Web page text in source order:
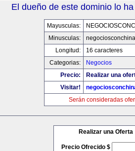
El dueño de este dominio lo
Mayusculas:
Minusculas:
Longitud:
16 caracteres
Categorias:
Negocios
Precio:
Realizar una
Visitar!
Serán consideradas
Realizar una Oferta
Precio Ofrecido $